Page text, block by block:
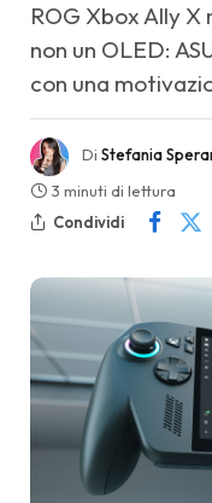
ROG Xbox Ally
non un OLED:
con una
Di Stefania
3 minuti di lettura
Condividi